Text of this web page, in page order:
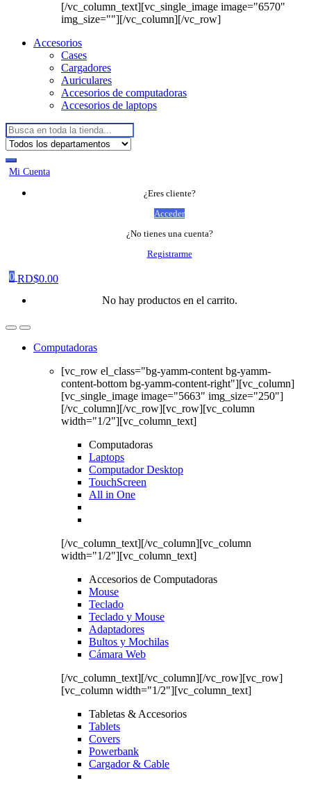
[/vc_column_text][vc_single_image image="6570"
img_size=""][/vc_column][/vc_row]
Accesorios
Cases
Cargadores
Auriculares
Accesorios de computadoras
Accesorios de laptops
Buscar:
Mi Cuenta
¿Eres cliente?
Acceder
¿No tienes una cuenta?
Registrarme
0 RD$0.00
No hay productos en el carrito.
Computadoras
[vc_row el_class="bg-yamm-content bg-yamm-
content-bottom bg-yamm-content-right"][vc_column]
[vc_single_image image="5663" img_size="250"]
[/vc_column][/vc_row][vc_row][vc_column
width="1/2"][vc_column_text]
Computadoras
Laptops
Computador Desktop
TouchScreen
All in One
[/vc_column_text][/vc_column][vc_column
width="1/2"][vc_column_text]
Accesorios de Computadoras
Mouse
Teclado
Teclado y Mouse
Adaptadores
Bultos y Mochilas
Cámara Web
[/vc_column_text][/vc_column][/vc_row][vc_row]
[vc_column width="1/2"][vc_column_text]
Tabletas & Accesorios
Tablets
Covers
Powerbank
Cargador & Cable